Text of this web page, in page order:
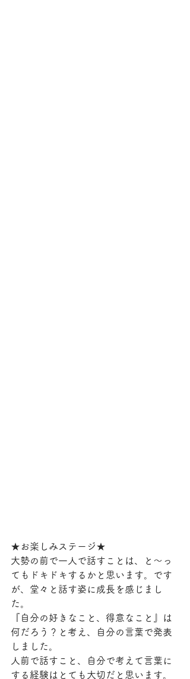
★お楽しみステージ★
大勢の前で一人で話すことは、と〜っ
てもドキドキするかと思います。です
が、堂々と話す姿に成長を感じまし
た。
『自分の好きなこと、得意なこと』は
何だろう？と考え、自分の言葉で発表
しました。
人前で話すこと、自分で考えて言葉に
する経験はとても大切だと思います。